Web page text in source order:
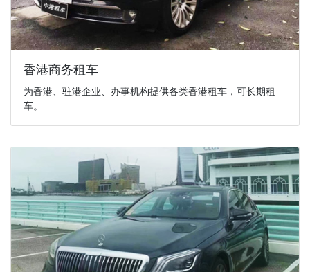
香港商务租车
为香港、驻港企业、办事机构提供各类香港租车，可长期租
车。